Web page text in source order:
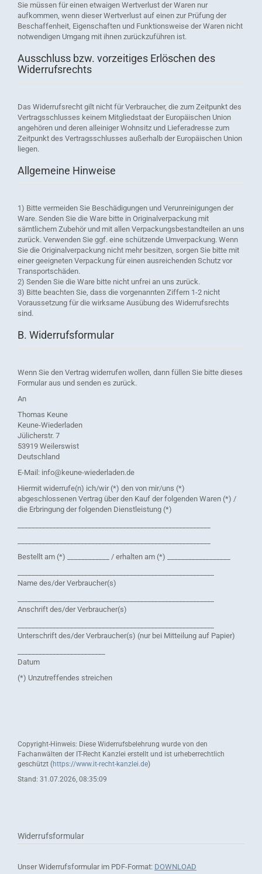
Sie müssen für einen etwaigen Wertverlust der Waren nur
aufkommen, wenn dieser Wertverlust auf einen zur Prüfung der
Beschaffenheit, Eigenschaften und Funktionsweise der Waren nicht
notwendigen Umgang mit ihnen zurückzuführen ist.
Ausschluss bzw. vorzeitiges Erlöschen des
Widerrufsrechts
Das Widerrufsrecht gilt nicht für Verbraucher, die zum Zeitpunkt des
Vertragsschlusses keinem Mitgliedstaat der Europäischen Union
angehören und deren alleiniger Wohnsitz und Lieferadresse zum
Zeitpunkt des Vertragsschlusses außerhalb der Europäischen Union
liegen.
Allgemeine Hinweise
1) Bitte vermeiden Sie Beschädigungen und Verunreinigungen der
Ware. Senden Sie die Ware bitte in Originalverpackung mit
sämtlichem Zubehör und mit allen Verpackungsbestandteilen an uns
zurück. Verwenden Sie ggf. eine schützende Umverpackung. Wenn
Sie die Originalverpackung nicht mehr besitzen, sorgen Sie bitte mit
einer geeigneten Verpackung für einen ausreichenden Schutz vor
Transportschäden.
2) Senden Sie die Ware bitte nicht unfrei an uns zurück.
3) Bitte beachten Sie, dass die vorgenannten Ziffern 1-2 nicht
Voraussetzung für die wirksame Ausübung des Widerrufsrechts
sind.
B. Widerrufsformular
Wenn Sie den Vertrag widerrufen wollen, dann füllen Sie bitte dieses
Formular aus und senden es zurück.
An
Thomas Keune
Keune-Wiederladen
Jülicherstr. 7
53919 Weilerswist
Deutschland
E-Mail: info@keune-wiederladen.de
Hiermit widerrufe(n) ich/wir (*) den von mir/uns (*)
abgeschlossenen Vertrag über den Kauf der folgenden Waren (*) /
die Erbringung der folgenden Dienstleistung (*)
Bestellt am (*) ____________ / erhalten am (*) __________________
Name des/der Verbraucher(s)
Anschrift des/der Verbraucher(s)
Unterschrift des/der Verbraucher(s) (nur bei Mitteilung auf Papier)
Datum
(*) Unzutreffendes streichen
Copyright-Hinweis: Diese Widerrufsbelehrung wurde von den
Fachanwälten der IT-Recht Kanzlei erstellt und ist urheberrechtlich
geschützt (https://www.it-recht-kanzlei.de)
Stand: 31.07.2026, 08:35:09
Widerrufsformular
Unser Widerrufsformular im PDF-Format: DOWNLOAD